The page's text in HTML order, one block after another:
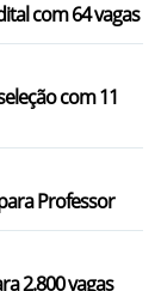
com 64 vagas
com 11
Professor
2.800 vagas